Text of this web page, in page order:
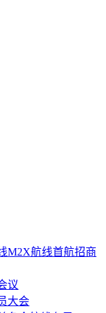
M2X航线首航招商
议
大会